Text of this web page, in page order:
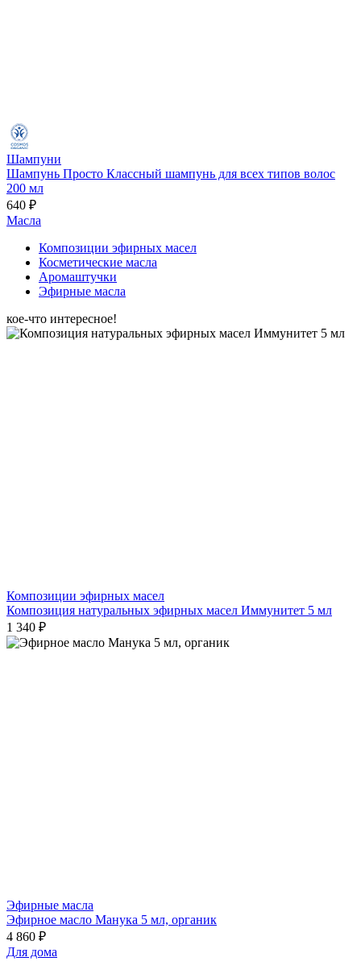
Шампуни
Шампунь Просто Классный шампунь для всех типов волос
200 мл
640 ₽
Масла
Композиции эфирных масел
Косметические масла
Аромаштучки
Эфирные масла
кое-что интересное!
Композиции эфирных масел
Композиция натуральных эфирных масел Иммунитет 5 мл
1 340 ₽
Эфирные масла
Эфирное масло Манука 5 мл, органик
4 860 ₽
Для дома